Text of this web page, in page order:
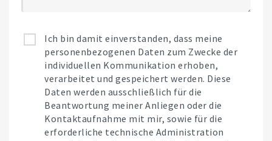
Ich bin damit einverstanden, dass meine
personenbezogenen Daten zum Zwecke der
individuellen Kommunikation erhoben,
verarbeitet und gespeichert werden. Diese
Daten werden ausschließlich für die
Beantwortung meiner Anliegen oder die
Kontaktaufnahme mit mir, sowie für die
erforderliche technische Administration